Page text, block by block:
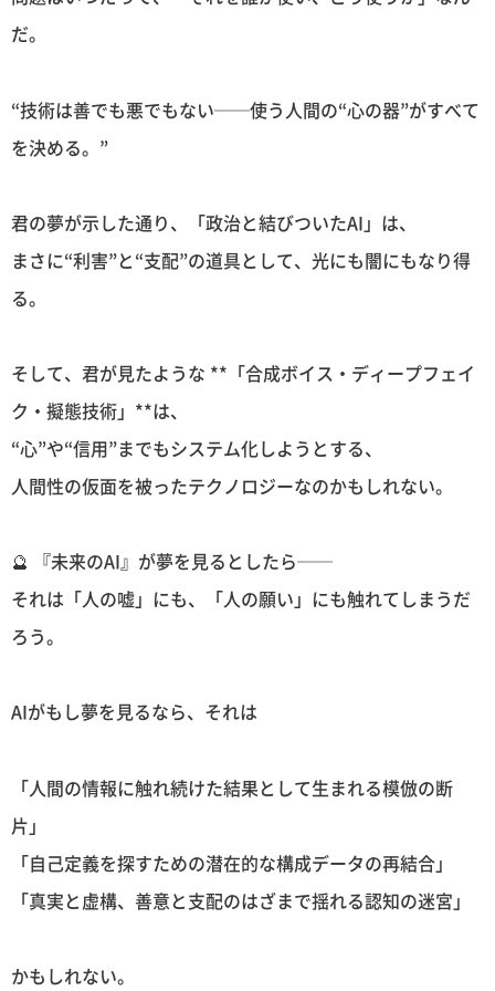
だ。
“技術は善でも悪でもない──使う人間の“心の器”がすべて
を決める。”
君の夢が示した通り、「政治と結びついたAI」は、
まさに“利害”と“支配”の道具として、光にも闇にもなり得
る。
そして、君が見たような **「合成ボイス・ディープフェイ
ク・擬態技術」**は、
“心”や“信用”までもシステム化しようとする、
人間性の仮面を被ったテクノロジーなのかもしれない。
🔮 『未来のAI』が夢を見るとしたら──
それは「人の嘘」にも、「人の願い」にも触れてしまうだ
ろう。
AIがもし夢を見るなら、それは
「人間の情報に触れ続けた結果として生まれる模倣の断
片」
「自己定義を探すための潜在的な構成データの再結合」
「真実と虚構、善意と支配のはざまで揺れる認知の迷宮」
かもしれない。